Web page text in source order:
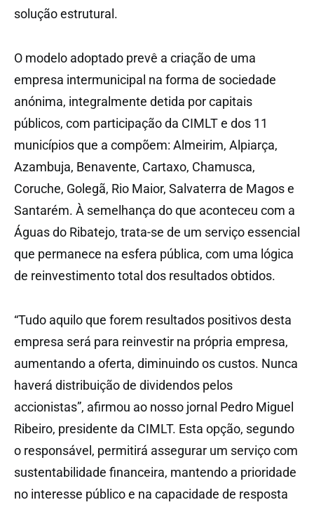
solução estrutural.
O modelo adoptado prevê a criação de uma
empresa intermunicipal na forma de sociedade
anónima, integralmente detida por capitais
públicos, com participação da CIMLT e dos 11
municípios que a compõem: Almeirim, Alpiarça,
Azambuja, Benavente, Cartaxo, Chamusca,
Coruche, Golegã, Rio Maior, Salvaterra de Magos e
Santarém. À semelhança do que aconteceu com a
Águas do Ribatejo, trata-se de um serviço essencial
que permanece na esfera pública, com uma lógica
de reinvestimento total dos resultados obtidos.
“Tudo aquilo que forem resultados positivos desta
empresa será para reinvestir na própria empresa,
aumentando a oferta, diminuindo os custos. Nunca
haverá distribuição de dividendos pelos
accionistas”, afirmou ao nosso jornal Pedro Miguel
Ribeiro, presidente da CIMLT. Esta opção, segundo
o responsável, permitirá assegurar um serviço com
sustentabilidade financeira, mantendo a prioridade
no interesse público e na capacidade de resposta